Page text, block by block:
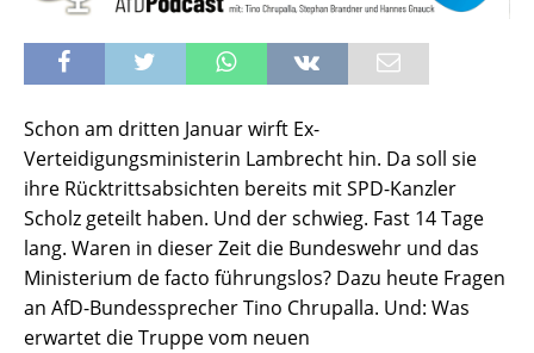
Schon am dritten Januar wirft Ex-
Verteidigungsministerin Lambrecht hin. Da soll sie
ihre Rücktrittsabsichten bereits mit SPD-Kanzler
Scholz geteilt haben. Und der schwieg. Fast 14 Tage
lang. Waren in dieser Zeit die Bundeswehr und das
Ministerium de facto führungslos? Dazu heute Fragen
an AfD-Bundessprecher Tino Chrupalla. Und: Was
erwartet die Truppe vom neuen